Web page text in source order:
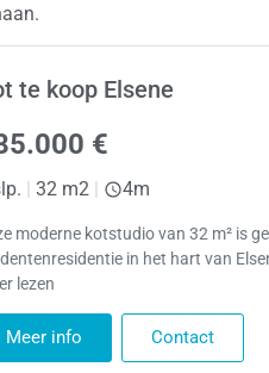
te koop Elsene
€
32 m2 4m
moderne kotstudio van 32 m² is
in het hart van
lezen
Meer info Contact